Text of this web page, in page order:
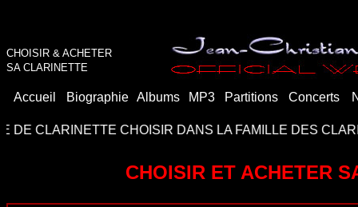
CHOISIR & ACHETER
SA CLARINETTE
Accueil Biographie Albums MP3 Partitions Concerts
CHOISIR DANS LA FAMILLE DES CLARINETTES
CHOISIR ET ACHETER